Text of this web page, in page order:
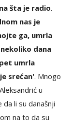
šta je radio.
nas je
ga, umrla
dana
umrla
srećan'. Mnogo
u
li su današnji
na to da su